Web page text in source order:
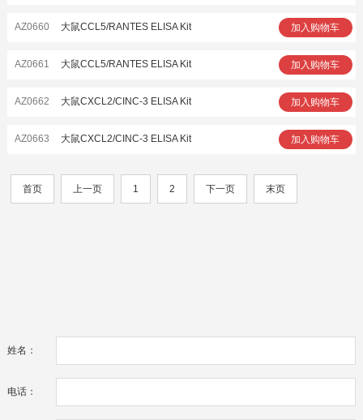
AZ0660 大鼠CCL5/RANTES ELISA Kit 加入购物车
AZ0661 大鼠CCL5/RANTES ELISA Kit 加入购物车
AZ0662 大鼠CXCL2/CINC-3 ELISA Kit 加入购物车
AZ0663 大鼠CXCL2/CINC-3 ELISA Kit 加入购物车
首页 上一页 1 2 下一页 末页
姓名：
电话：